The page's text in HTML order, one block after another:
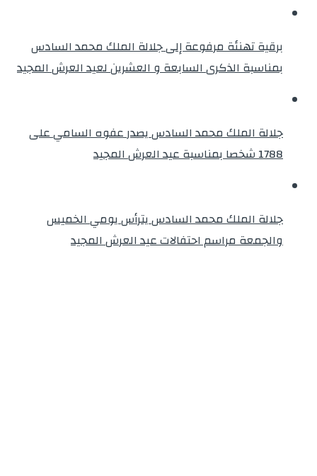
برقية تهنئة مرفوعة إلى جلالة الملك محمد السادس
بمناسبة الذكرى السابعة و العشرين لعيد العرش المجيد
جلالة الملك محمد السادس يصدر عفوه السامي على
1788 شخصا بمناسبة عيد العرش المجيد
جلالة الملك محمد السادس يترأس يومي الخميس
والجمعة مراسم احتفالات عيد العرش المجيد